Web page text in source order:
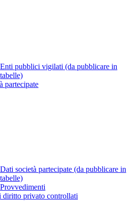
Enti pubblici vigilati (da pubblicare in
tabelle)
partecipate
Dati società partecipate (da pubblicare in
tabelle)
Provvedimenti
diritto privato controllati